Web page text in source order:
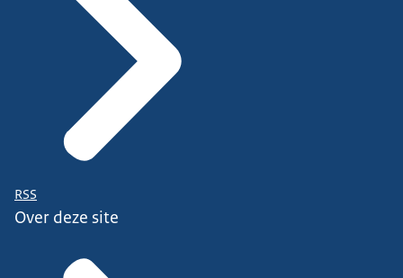
RSS
Over deze site